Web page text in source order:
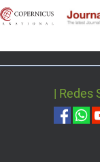
| Redes